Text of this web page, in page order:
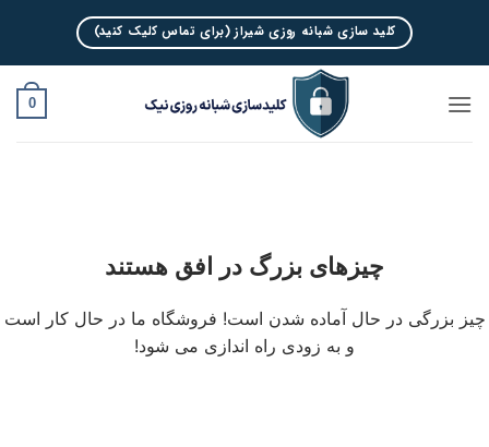
content
کلید سازی شبانه روزی شیراز (برای تماس کلیک کنید)
0
چیزهای بزرگ در افق هستند
چیز بزرگی در حال آماده شدن است! فروشگاه ما در حال کار است
و به زودی راه اندازی می شود!